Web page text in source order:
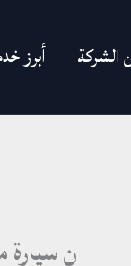
أبرز
ن سيارة